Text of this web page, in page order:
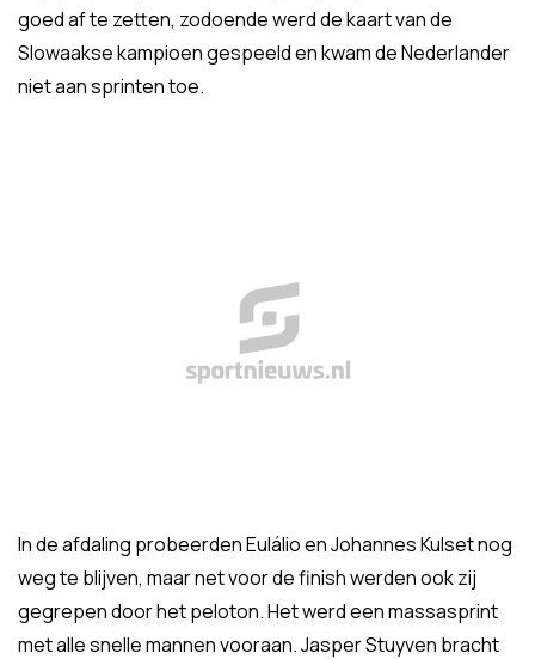
goed af te zetten, zodoende werd de kaart van de
Slowaakse kampioen gespeeld en kwam de Nederlander
niet aan sprinten toe.
In de afdaling probeerden Eulálio en Johannes Kulset nog
weg te blijven, maar net voor de finish werden ook zij
gegrepen door het peloton. Het werd een massasprint
met alle snelle mannen vooraan. Jasper Stuyven bracht